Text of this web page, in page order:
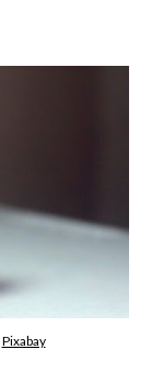
Pixabay